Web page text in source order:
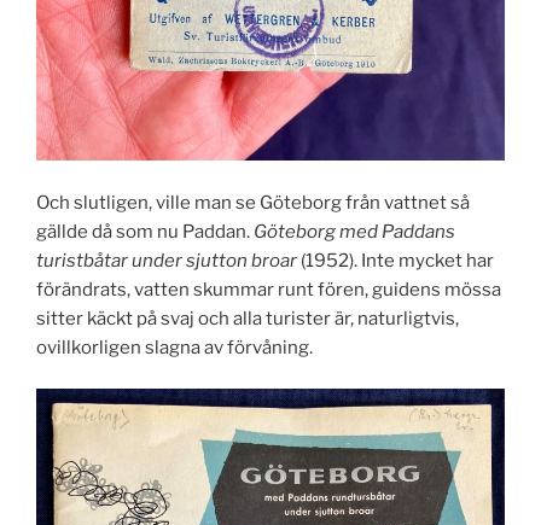
Och slutligen, ville man se Göteborg från vattnet så
gällde då som nu Paddan. Göteborg med Paddans
turistbåtar under sjutton broar (1952). Inte mycket har
förändrats, vatten skummar runt fören, guidens mössa
sitter käckt på svaj och alla turister är, naturligtvis,
ovillkorligen slagna av förvåning.